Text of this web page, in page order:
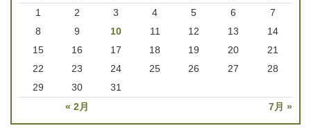
« 2月 7月 »
1 2 3 4 5 6
7
8
9 10 11 12 13
14
15
16 17 18 19 20
21
22
23 24 25 26 27
28
29
30 31